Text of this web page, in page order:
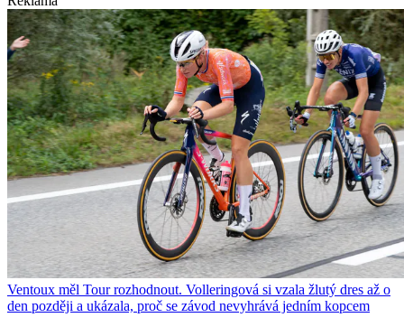
Ventoux měl Tour rozhodnout. Volleringová si vzala žlutý dres až o
den později a ukázala, proč se závod nevyhrává jedním kopcem